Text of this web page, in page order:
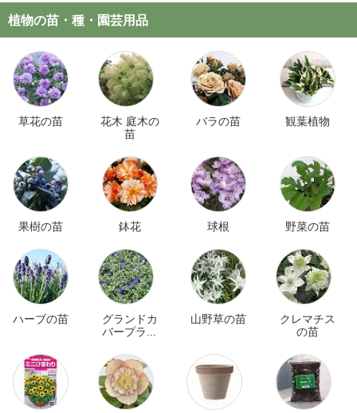
植物の苗・種・園芸用品
草花の苗
花木 庭木の
苗
バラの苗 観葉植物
果樹の苗 鉢花 球根 野菜の苗
ハーブの苗
グランドカ
バープラン
山野草の苗
クレマチス
の苗